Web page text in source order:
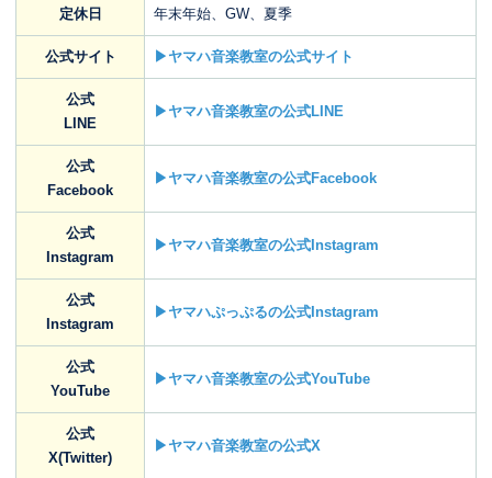
定休日 年末年始、GW、夏季
公式サイト ▶ヤマハ音楽教室の公式サイト
公式
LINE
▶ヤマハ音楽教室の公式LINE
公式
Facebook
▶ヤマハ音楽教室の公式Facebook
公式
Instagram
▶ヤマハ音楽教室の公式Instagram
公式
Instagram
▶ヤマハぷっぷるの公式Instagram
公式
YouTube
▶ヤマハ音楽教室の公式YouTube
公式
X(Twitter)
▶ヤマハ音楽教室の公式X